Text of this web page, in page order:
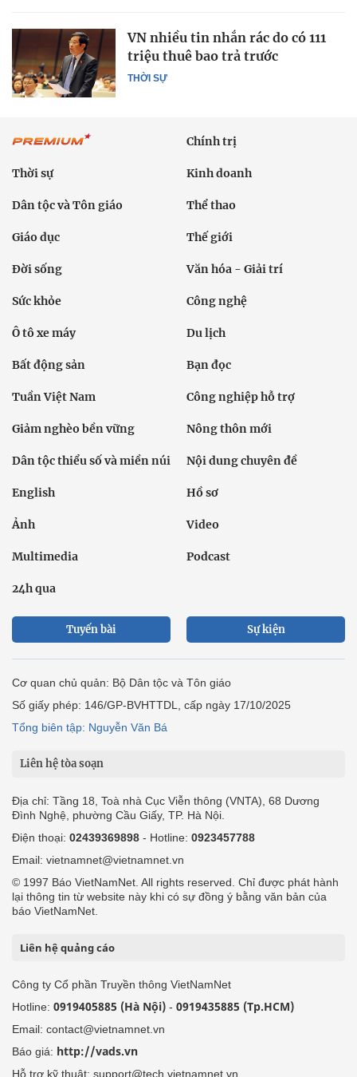
THỜI SỰ
VN nhiều tin nhắn rác do có 111
triệu thuê bao trả trước
Chính trị
Thời sự Kinh doanh
Dân tộc và Tôn giáo Thể thao
Giáo dục Thế giới
Đời sống Văn hóa - Giải trí
Sức khỏe Công nghệ
Ô tô xe máy Du lịch
Bất động sản Bạn đọc
Tuần Việt Nam Công nghiệp hỗ trợ
Giảm nghèo bền vững Nông thôn mới
Dân tộc thiểu số và miền núi Nội dung chuyên đề
English Hồ sơ
Ảnh Video
Multimedia Podcast
24h qua
Tuyến bài Sự kiện
Cơ quan chủ quản: Bộ Dân tộc và Tôn giáo
Số giấy phép: 146/GP-BVHTTDL, cấp ngày 17/10/2025
Tổng biên tập: Nguyễn Văn Bá
Liên hệ tòa soạn
Địa chỉ: Tầng 18, Toà nhà Cục Viễn thông (VNTA), 68 Dương
Đình Nghệ, phường Cầu Giấy, TP. Hà Nội.
Điện thoại: 02439369898 - Hotline: 0923457788
Email: vietnamnet@vietnamnet.vn
© 1997 Báo VietNamNet. All rights reserved. Chỉ được phát hành
lại thông tin từ website này khi có sự đồng ý bằng văn bản của
báo VietNamNet.
Liên hệ quảng cáo
Công ty Cổ phần Truyền thông VietNamNet
Hotline: 0919405885 (Hà Nội) - 0919435885 (Tp.HCM)
Email: contact@vietnamnet.vn
Báo giá: http://vads.vn
Hỗ trợ kỹ thuật: support@tech.vietnamnet.vn